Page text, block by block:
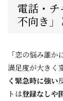
電話・
不向き
「恋の悩み誰
満足度が大きく
く緊急時に強い
トは登録なしや